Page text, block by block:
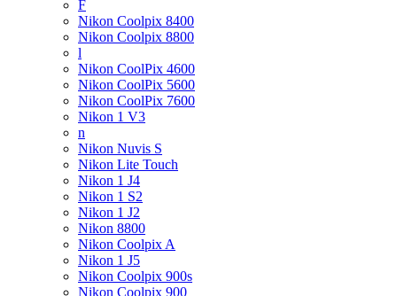
F
Nikon Coolpix 8400
Nikon Coolpix 8800
l
Nikon CoolPix 4600
Nikon CoolPix 5600
Nikon CoolPix 7600
Nikon 1 V3
n
Nikon Nuvis S
Nikon Lite Touch
Nikon 1 J4
Nikon 1 S2
Nikon 1 J2
Nikon 8800
Nikon Coolpix A
Nikon 1 J5
Nikon Coolpix 900s
Nikon Coolpix 900